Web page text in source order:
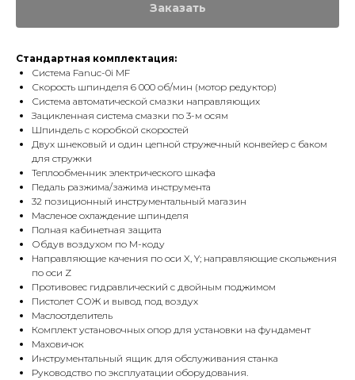
Заказать
Стандартная комплектация:
Система Fanuc-0i MF
Скорость шпинделя 6 000 об/мин (мотор редуктор)
Система автоматической смазки направляющих
Зацикленная система смазки по 3-м осям
Шпиндель с коробкой скоростей
Двух шнековый и один цепной стружечный конвейер с баком
для стружки
Теплообменник электрического шкафа
Педаль разжима/зажима инструмента
32 позиционный инструментальный магазин
Масленое охлаждение шпинделя
Полная кабинетная защита
Обдув воздухом по М-коду
Направляющие качения по оси X, Y; направляющие скольжения
по оси Z
Противовес гидравлический с двойным поджимом
Пистолет СОЖ и вывод под воздух
Маслоотделитель
Комплект установочных опор для установки на фундамент
Маховичок
Инструментальный ящик для обслуживания станка
Руководство по эксплуатации оборудования.